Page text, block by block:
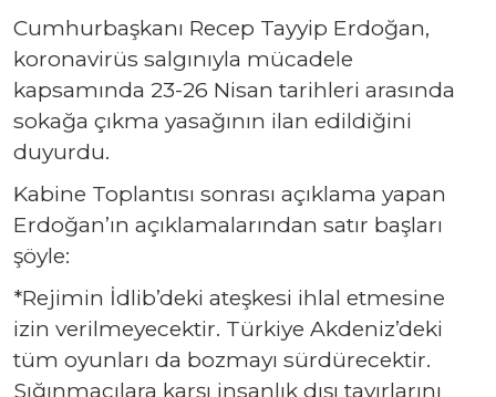
Cumhurbaşkanı Recep Tayyip Erdoğan,
koronavirüs salgınıyla mücadele
kapsamında 23-26 Nisan tarihleri arasında
sokağa çıkma yasağının ilan edildiğini
duyurdu.
Kabine Toplantısı sonrası açıklama yapan
Erdoğan’ın açıklamalarından satır başları
şöyle:
*Rejimin İdlib’deki ateşkesi ihlal etmesine
izin verilmeyecektir. Türkiye Akdeniz’deki
tüm oyunları da bozmayı sürdürecektir.
Sığınmacılara karşı insanlık dışı tavırlarını